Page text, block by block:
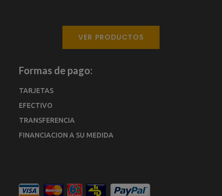
VER PRODUCTOS
Formas de pago:
TARJETAS
EFECTIVO
TRANSFERENCIA
FINANCIACION A SU MEDIDA